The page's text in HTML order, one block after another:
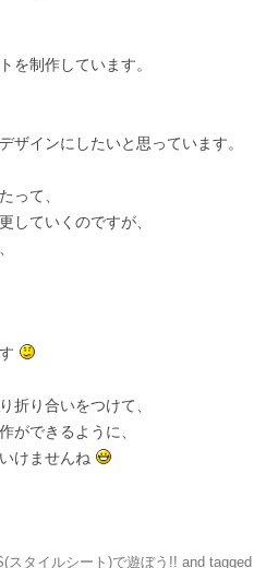
を制作しています。
ザインにしたいと思っています。
って、
していくのですが、
折り合いをつけて、
ができるように、
けませんね
スタイルシート)で遊ぼう!! and tagged